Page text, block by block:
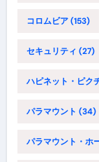
コロムビア(153)
セキュリティ (27)
ハピネット・ピク
パラマウント (34)
パラマウント・ホ